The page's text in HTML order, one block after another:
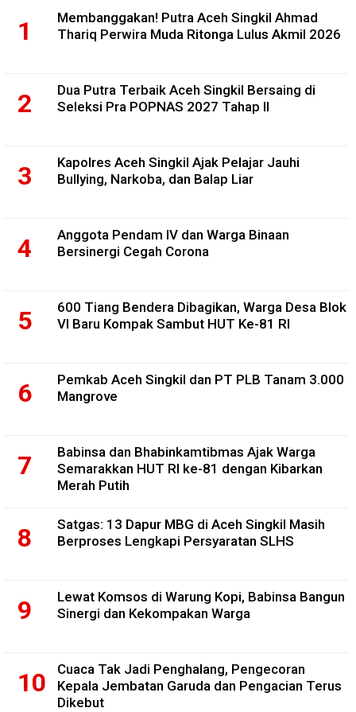
Membanggakan! Putra Aceh Singkil Ahmad
Thariq Perwira Muda Ritonga Lulus Akmil 2026
Dua Putra Terbaik Aceh Singkil Bersaing di
Seleksi Pra POPNAS 2027 Tahap II
Kapolres Aceh Singkil Ajak Pelajar Jauhi
Bullying, Narkoba, dan Balap Liar
Anggota Pendam IV dan Warga Binaan
Bersinergi Cegah Corona
600 Tiang Bendera Dibagikan, Warga Desa Blok
VI Baru Kompak Sambut HUT Ke-81 RI
Pemkab Aceh Singkil dan PT PLB Tanam 3.000
Mangrove
Babinsa dan Bhabinkamtibmas Ajak Warga
Semarakkan HUT RI ke-81 dengan Kibarkan
Merah Putih
Satgas: 13 Dapur MBG di Aceh Singkil Masih
Berproses Lengkapi Persyaratan SLHS
Lewat Komsos di Warung Kopi, Babinsa Bangun
Sinergi dan Kekompakan Warga
Cuaca Tak Jadi Penghalang, Pengecoran
Kepala Jembatan Garuda dan Pengacian Terus
Dikebut